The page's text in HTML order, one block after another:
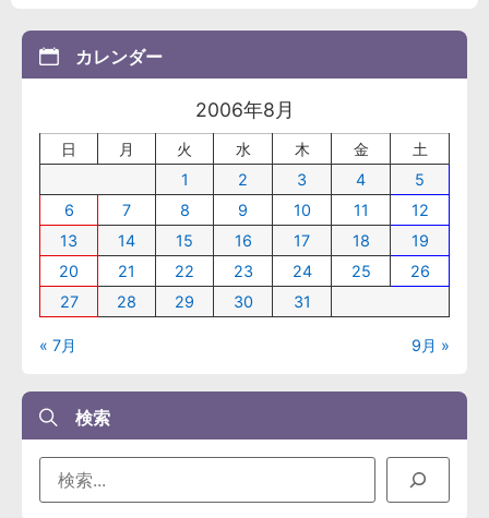
カレンダー
2006年8月
日 月 火 水 木 金
土
1
2 3 4
5
6
7 8 9 10 11
12
13
14 15 16 17 18
19
20
21 22 23 24 25
26
27
28 29 30 31
« 7月 9月 »
検索